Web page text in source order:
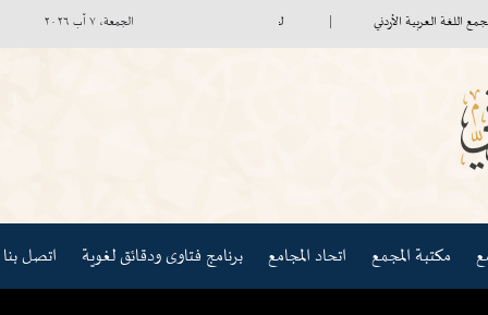
العربية الأردني لجنة صندوق الاستثمار تعقد اجتماعها الأول
الجمعة، ٧ آب ٢٠٢٦
مكتبة المجمع اتحاد المجامع برنامج فتاوى ودقائق لغوية اتصل بنا